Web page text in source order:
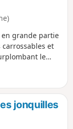
en grande partie
et
le
jonquilles